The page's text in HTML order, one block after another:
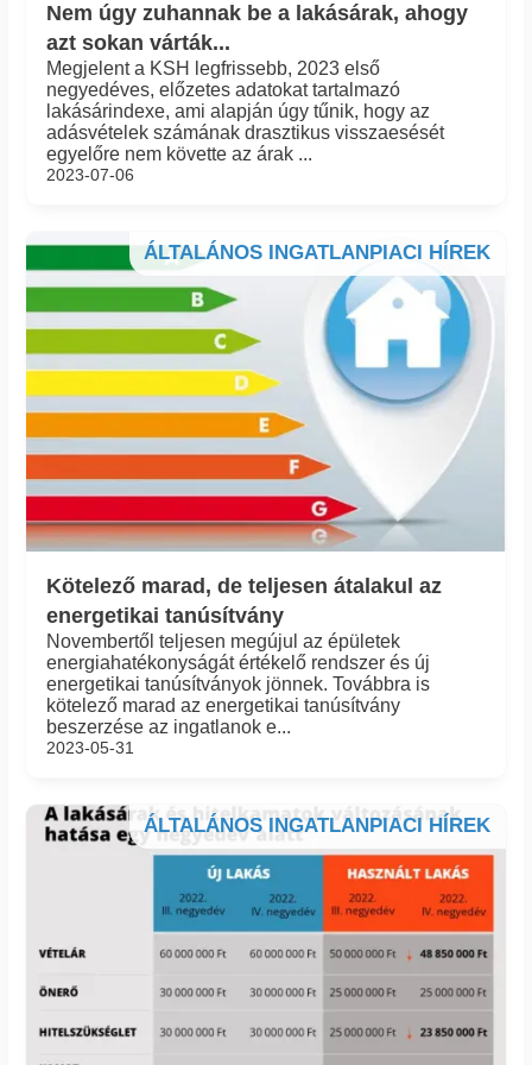
Nem úgy zuhannak be a lakásárak, ahogy
azt sokan várták...
Megjelent a KSH legfrissebb, 2023 első
negyedéves, előzetes adatokat tartalmazó
lakásárindexe, ami alapján úgy tűnik, hogy az
adásvételek számának drasztikus visszaesését
egyelőre nem követte az árak ...
2023-07-06
ÁLTALÁNOS INGATLANPIACI HÍREK
Kötelező marad, de teljesen átalakul az
energetikai tanúsítvány
Novembertől teljesen megújul az épületek
energiahatékonyságát értékelő rendszer és új
energetikai tanúsítványok jönnek. Továbbra is
kötelező marad az energetikai tanúsítvány
beszerzése az ingatlanok e...
2023-05-31
ÁLTALÁNOS INGATLANPIACI HÍREK